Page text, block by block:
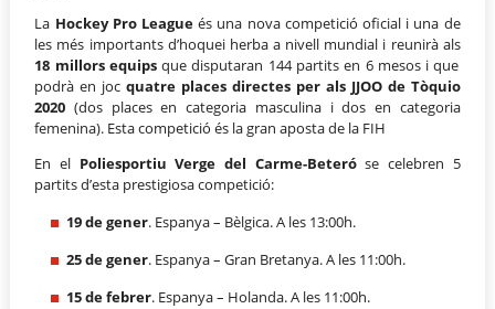
La Hockey Pro Leagueés una nova competició oficial i una de
les més importants d’hoquei herba a nivell mundial i reunirà als
18 millors equipsque disputaran 144 partits en 6 mesos i que
podrà en jocquatre places directes per als JJOO de Tòquio
2020 (dos places en categoria masculina i dos en categoria
femenina). Esta competició és la gran aposta de la FIH
En el Poliesportiu Verge del Carme-Beteróse celebren 5
partits d’esta prestigiosa competició:
19 de gener. Espanya – Bèlgica. A les 13:00h.
25 de gener. Espanya – Gran Bretanya. A les 11:00h.
15 de febrer. Espanya – Holanda. A les 11:00h.